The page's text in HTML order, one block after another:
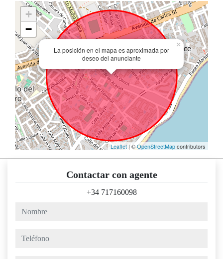
La posición en el mapa es aproximada por
deseo del anunciante
×
+
−
Leaflet | ©OpenStreetMapcontributors
Contactar con agente
+34 717160098
nombre
teléfono